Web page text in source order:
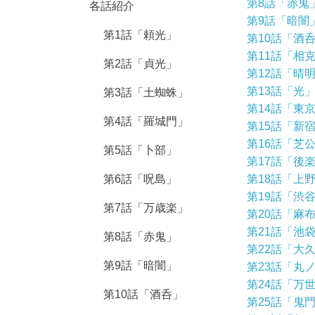
各話紹介
第1話「頼光」
第2話「貞光」
第3話「土蜘蛛」
第4話「羅城門」
第5話「卜部」
第6話「呪島」
第7話「万歳楽」
第8話「赤鬼」
第9話「暗闇」
第10話「酒呑」
第8話「赤鬼」
第9話「暗闇」
第10話「酒呑
第11話「相克
第12話「晴明
第13話「光」
第14話「東京
第15話「新宿
第16話「芝公
第17話「後楽
第18話「上野
第19話「渋谷
第20話「麻布
第21話「池袋
第22話「大久
第23話「丸ノ
第24話「万世
第25話「鬼門